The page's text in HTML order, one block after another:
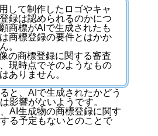
して制作したロゴやキャ
録は認められるのかにつ
商標がAIで生成されたも
商標登録の要件とはかか
。
の商標登録に関する審査
現時点でそのようなもの
ありません。
と、AIで生成されたかどう
影響がないようです。
AI生成物の商標登録に関す
る予定もないとのことで